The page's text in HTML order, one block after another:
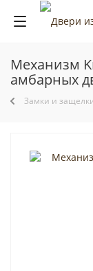
Механизм
амбарных
Замки и